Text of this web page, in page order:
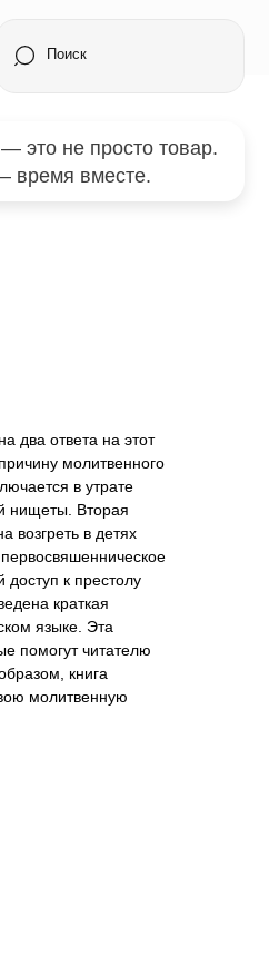
два ответа на этот
молитвенного
в утрате
нищеты. Вторая
возгреть в детях
к престолу
краткая
языке. Эта
помогут читателю
книга
молитвенную